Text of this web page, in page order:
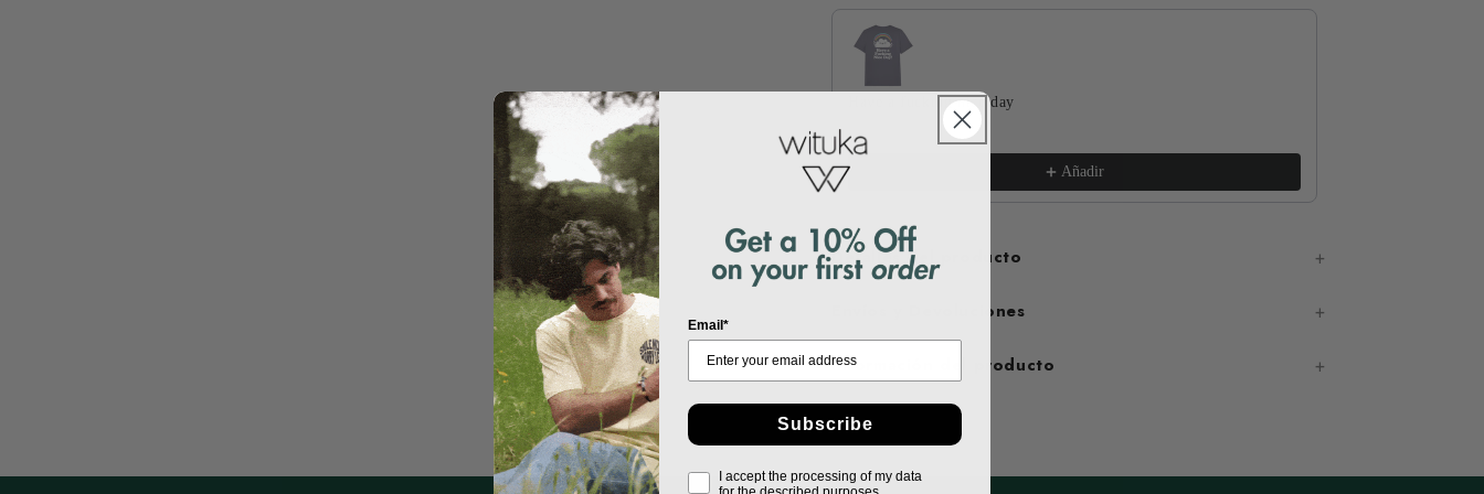
Have a fucking nice day
€17,99
Añadir
Detalles del producto
Envíos y Devoluciones
Información del producto
Email*
Subscribe
I accept the processing of my data